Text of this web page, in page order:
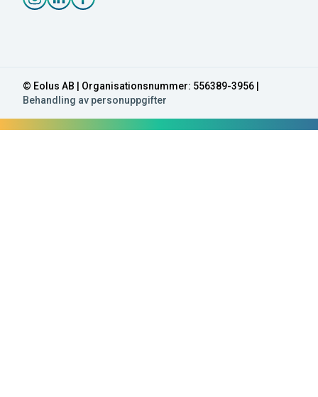
© Eolus AB | Organisationsnummer: 556389-3956 |
Behandling av personuppgifter